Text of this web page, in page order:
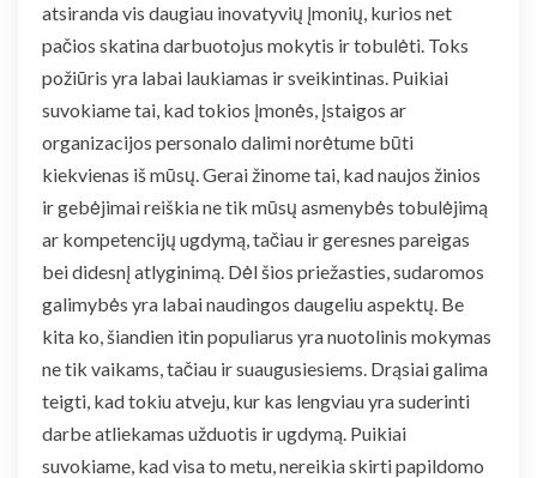
atsiranda vis daugiau inovatyvių įmonių, kurios net
pačios skatina darbuotojus mokytis ir tobulėti. Toks
požiūris yra labai laukiamas ir sveikintinas. Puikiai
suvokiame tai, kad tokios įmonės, įstaigos ar
organizacijos personalo dalimi norėtume būti
kiekvienas iš mūsų. Gerai žinome tai, kad naujos žinios
ir gebėjimai reiškia ne tik mūsų asmenybės tobulėjimą
ar kompetencijų ugdymą, tačiau ir geresnes pareigas
bei didesnį atlyginimą. Dėl šios priežasties, sudaromos
galimybės yra labai naudingos daugeliu aspektų. Be
kita ko, šiandien itin populiarus yra nuotolinis mokymas
ne tik vaikams, tačiau ir suaugusiesiems. Drąsiai galima
teigti, kad tokiu atveju, kur kas lengviau yra suderinti
darbe atliekamas užduotis ir ugdymą. Puikiai
suvokiame, kad visa to metu, nereikia skirti papildomo